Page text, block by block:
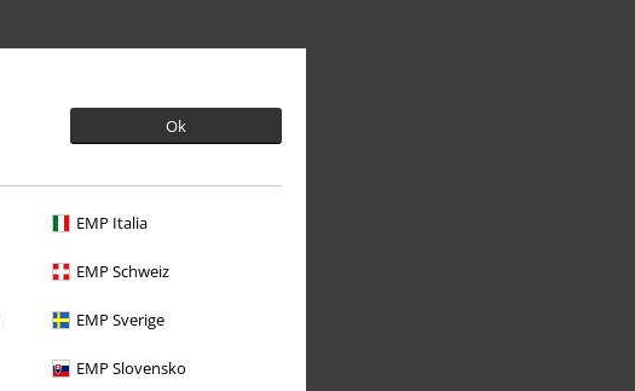
Ok
EMP Italia
EMP Schweiz
EMP Sverige
EMP Slovensko